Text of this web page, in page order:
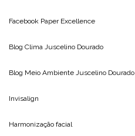
Facebook Paper Excellence
Blog Clima Juscelino Dourado
Blog Meio Ambiente Juscelino Dourado
Invisalign
Harmonização facial